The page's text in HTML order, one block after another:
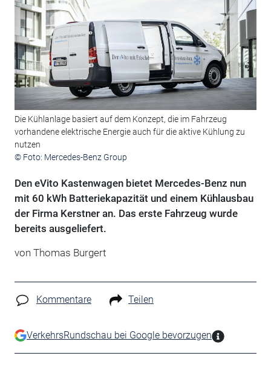
Die Kühlanlage basiert auf dem Konzept, die im Fahrzeug
vorhandene elektrische Energie auch für die aktive Kühlung zu
nutzen
© Foto: Mercedes-Benz Group
Den eVito Kastenwagen bietet Mercedes-Benz nun
mit 60 kWh Batteriekapazität und einem Kühlausbau
der Firma Kerstner an. Das erste Fahrzeug wurde
bereits ausgeliefert.
von Thomas Burgert
Kommentare Teilen
VerkehrsRundschau bei Google bevorzugen